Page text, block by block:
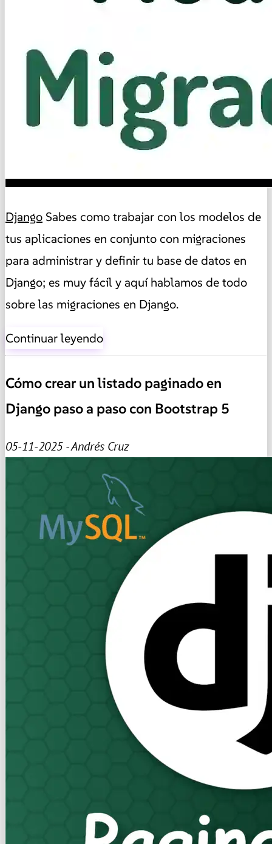
Django Sabes como trabajar con los modelos de
tus aplicaciones en conjunto con migraciones
para administrar y definir tu base de datos en
Django; es muy fácil y aquí hablamos de todo
sobre las migraciones en Django.
Continuar leyendo
Cómo crear un listado paginado en
Django paso a paso con Bootstrap 5
05-11-2025 - Andrés Cruz